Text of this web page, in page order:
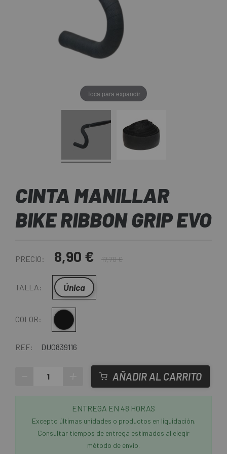
Toca para expandir
CINTA MANILLAR
BIKE RIBBON GRIP EVO
PRECIO: 8,90 € 17,70 €
TALLA: Única
COLOR: Negro
REF: DU0839116
AÑADIR AL CARRITO
ENTREGA EN 48 HORAS
Excepto últimas unidades o productos en liquidación.
Consultar tiempos de entrega estimados al elegir
método de envío.